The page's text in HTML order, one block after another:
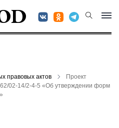
правовых актов
Проект
02-14/2-4-5 «Об утверждении форм